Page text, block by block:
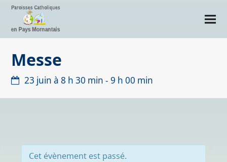
Messe
23 juin à 8 h 30 min -9 h 00 min
Cet évènement est passé.